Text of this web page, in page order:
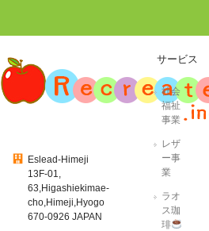
Eslead-Himeji
13F-01,
63,Higashiekimae-
cho,Himeji,Hyogo
670-0926 JAPAN
サービス
社会
福祉
事業
レザ
ー事
業
ラオ
ス珈
琲